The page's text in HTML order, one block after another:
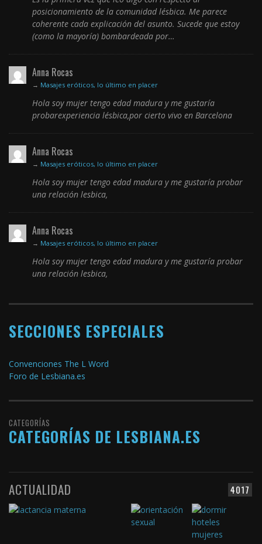
posicionamiento de la comunidad lésbica. Me parece
coherente cada explicación del asunto. Sucede que estoy
(como la mayoría) bombardeada por…
Anna Rocas
→ Masajes eróticos, lo último en placer
Hola soy mujer tengo edad madura y me gustaría
probarexperiencia lésbica,por cierto vivo en Barcelona
Anna Rocas
→ Masajes eróticos, lo último en placer
Hola soy mujer tengo edad madura y me gustaría probar
una relación lesbica,
Anna Rocas
→ Masajes eróticos, lo último en placer
Hola soy mujer tengo edad madura y me gustaría probar
una relación lesbica,
SECCIONES ESPECIALES
Convenciones The L Word
Foro de Lesbiana.es
CATEGORÍAS
CATEGORÍAS DE LESBIANA.ES
4017
ACTUALIDAD